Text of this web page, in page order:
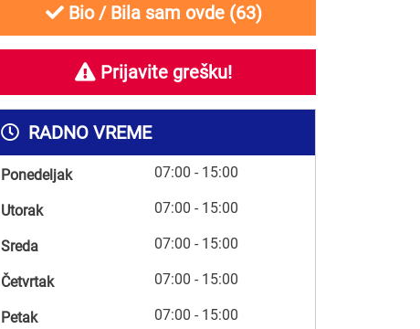
Bio / Bila sam ovde (63)
Prijavite grešku!
RADNO VREME
Ponedeljak 07:00 - 15:00
Utorak 07:00 - 15:00
Sreda 07:00 - 15:00
Četvrtak 07:00 - 15:00
Petak 07:00 - 15:00